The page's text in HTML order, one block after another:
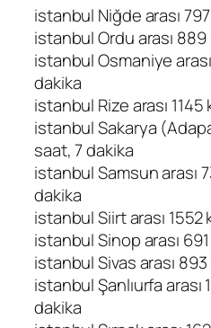
istanbul Niğde arası
istanbul Ordu arası
istanbul Osmaniye
dakika
istanbul Rize arası 1145
istanbul Sakarya
saat, 7 dakika
istanbul Samsun arası
dakika
istanbul Siirt arası 1552
istanbul Sinop arası
istanbul Sivas arası
istanbul Şanlıurfa arası
dakika